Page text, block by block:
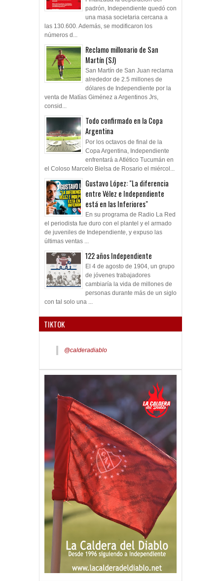
padrón, Independiente quedó con
una masa societaria cercana a
las 130.600. Además, se modificaron los
números d...
Reclamo millonario de San
Martín (SJ)
San Martín de San Juan reclama
alrededor de 2.5 millones de
dólares de Independiente por la
venta de Matías Giménez a Argentinos Jrs,
consid...
Todo confirmado en la Copa
Argentina
Por los octavos de final de la
Copa Argentina, Independiente
enfrentará a Atlético Tucumán en
el Coloso Marcelo Bielsa de Rosario el miércol...
Gustavo López: "La diferencia
entre Vélez e Independiente
está en las Inferiores"
En su programa de Radio La Red
el periodista fue duro con el plantel y el armado
de juveniles de Independiente, y expuso las
últimas ventas ...
122 años Independiente
El 4 de agosto de 1904, un grupo
de jóvenes trabajadores
cambiaría la vida de millones de
personas durante más de un siglo
con tal solo una ...
TIKTOK
@calderadiablo